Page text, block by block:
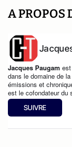
A PROPOS
Jacques Paugam
dans le domaine de
émissions et
est le cofondateur du
SUIVRE